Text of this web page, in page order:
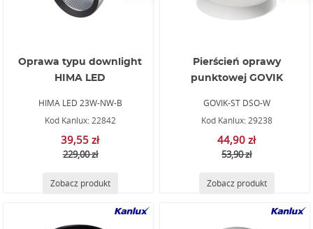
Oprawa typu downlight
HIMA LED
HIMA LED 23W-NW-B
Kod Kanlux: 22842
39,55 zł
229,00 zł
Zobacz produkt
Pierścień oprawy
punktowej GOVIK
GOVIK-ST DSO-W
Kod Kanlux: 29238
44,90 zł
53,90 zł
Zobacz produkt